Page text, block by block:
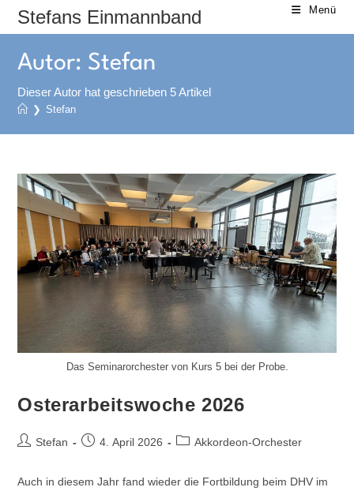
ZumStefans Einmannband Menü
Autor: Stefan
Dieser Autor hat geschrieben 5 Artikel
❯ Stefan
Das Seminarorchester von Kurs 5 bei der Probe.
Osterarbeitswoche 2026
Beitrags-
Stefan
Beitrag4. April 2026
Beitrags-
Akkordeon-Orchester
Auch in diesem Jahr fand wieder die Fortbildung beim DHV im